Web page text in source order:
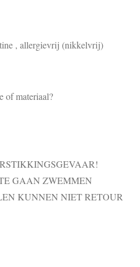
, allergievrij (nikkelvrij)
of materiaal?
GAAN ZWEMMEN
KUNNEN NIET RETOUR